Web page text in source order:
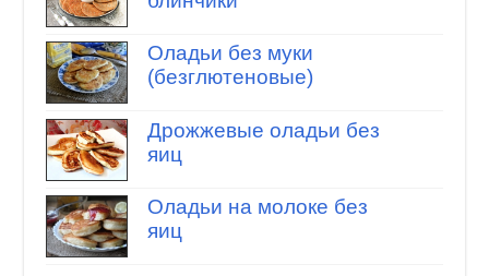
Оладьи без муки
(безглютеновые)
Дрожжевые оладьи без
яиц
Оладьи на молоке без
яиц